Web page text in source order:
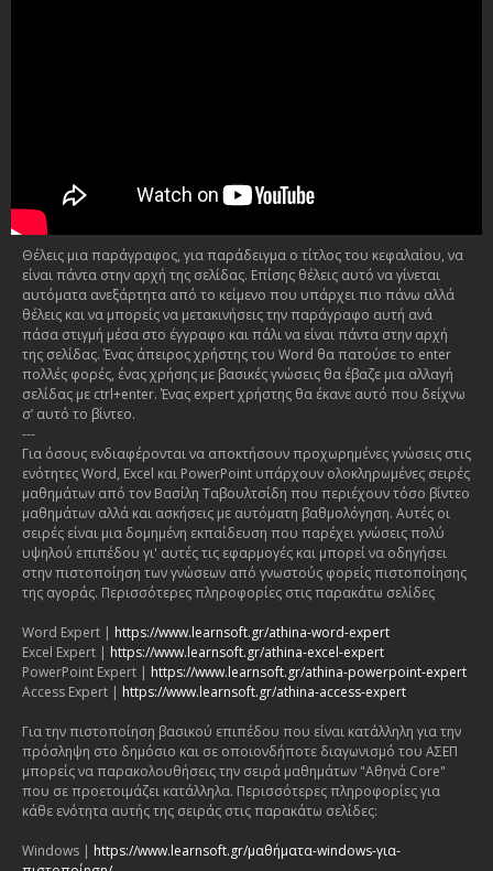
Θέλεις μια παράγραφος, για παράδειγμα ο τίτλος του κεφαλαίου, να
είναι πάντα στην αρχή της σελίδας. Επίσης θέλεις αυτό να γίνεται
αυτόματα ανεξάρτητα από το κείμενο που υπάρχει πιο πάνω αλλά
θέλεις και να μπορείς να μετακινήσεις την παράγραφο αυτή ανά
πάσα στιγμή μέσα στο έγγραφο και πάλι να είναι πάντα στην αρχή
της σελίδας. Ένας άπειρος χρήστης του Word θα πατούσε το enter
πολλές φορές, ένας χρήσης με βασικές γνώσεις θα έβαζε μια αλλαγή
σελίδας με ctrl+enter. Ένας expert χρήστης θα έκανε αυτό που δείχνω
σ’ αυτό το βίντεο.
---
Για όσους ενδιαφέρονται να αποκτήσουν προχωρημένες γνώσεις στις
ενότητες Word, Excel και PowerPoint υπάρχουν ολοκληρωμένες σειρές
μαθημάτων από τον Βασίλη Ταβουλτσίδη που περιέχουν τόσο βίντεο
μαθημάτων αλλά και ασκήσεις με αυτόματη βαθμολόγηση. Αυτές οι
σειρές είναι μια δομημένη εκπαίδευση που παρέχει γνώσεις πολύ
υψηλού επιπέδου γι' αυτές τις εφαρμογές και μπορεί να οδηγήσει
στην πιστοποίηση των γνώσεων από γνωστούς φορείς πιστοποίησης
της αγοράς. Περισσότερες πληροφορίες στις παρακάτω σελίδες
Word Expert | https://www.learnsoft.gr/athina-word-expert
Excel Expert | https://www.learnsoft.gr/athina-excel-expert
PowerPoint Expert | https://www.learnsoft.gr/athina-powerpoint-expert
Access Expert | https://www.learnsoft.gr/athina-access-expert
Για την πιστοποίηση βασικού επιπέδου που είναι κατάλληλη για την
πρόσληψη στο δημόσιο και σε οποιονδήποτε διαγωνισμό του ΑΣΕΠ
μπορείς να παρακολουθήσεις την σειρά μαθημάτων "Αθηνά Core"
που σε προετοιμάζει κατάλληλα. Περισσότερες πληροφορίες για
κάθε ενότητα αυτής της σειράς στις παρακάτω σελίδες:
Windows | https://www.learnsoft.gr/μαθήματα-windows-για-